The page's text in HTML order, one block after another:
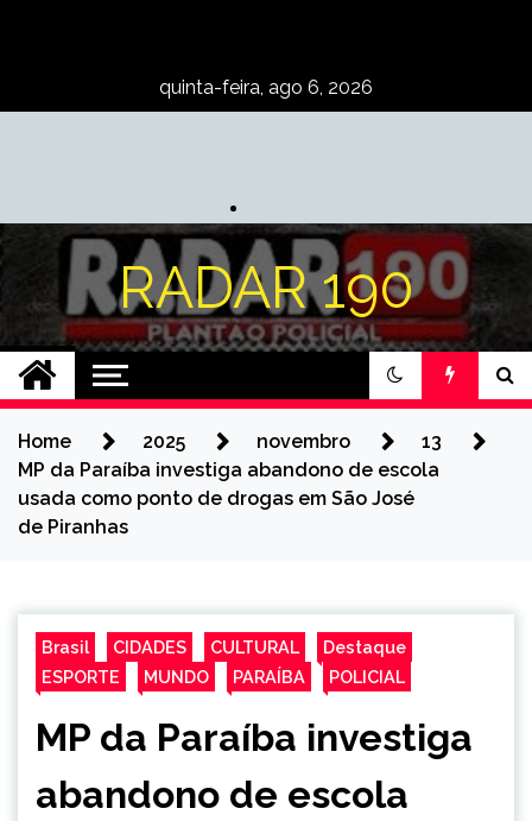
quinta-feira, ago 6, 2026
RADAR 190
Home 2025 novembro
13
MP da Paraíba investiga abandono de escola
usada como ponto de drogas em São José
de Piranhas
Brasil CIDADES CULTURAL
Destaque
ESPORTE
MUNDO PARAÍBA POLICIAL
MP da Paraíba investiga
abandono de escola